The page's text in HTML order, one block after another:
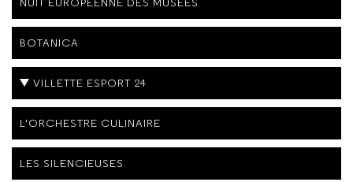
BOTANICA
VILLETTE ESPORT 24
L'ORCHESTRE CULINAIRE
LES SILENCIEUSES